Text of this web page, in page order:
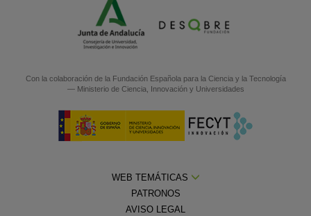
Con la colaboración de la Fundación Española para la Ciencia y la Tecnología
— Ministerio de Ciencia, Innovación y Universidades
WEB TEMÁTICAS
PATRONOS
AVISO LEGAL